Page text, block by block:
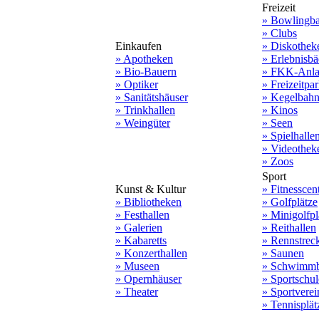
Einkaufen
» Apotheken
» Bio-Bauern
» Optiker
» Sanitätshäuser
» Trinkhallen
» Weingüter
Freizeit
»
» Clubs
»
»
» FKK-
»
»
» Kinos
» Seen
»
»
» Zoos
Kunst & Kultur
» Bibliotheken
» Festhallen
» Galerien
» Kabaretts
» Konzerthallen
» Museen
» Opernhäuser
» Theater
Sport
»
» Golfplätze
»
» Reithallen
»
» Saunen
»
»
»
»